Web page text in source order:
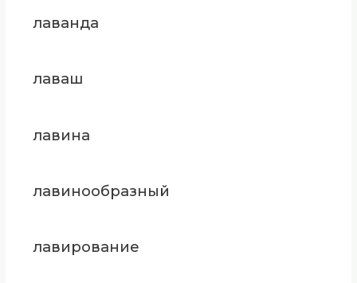
лаванда
лаваш
лавина
лавинообразный
лавирование